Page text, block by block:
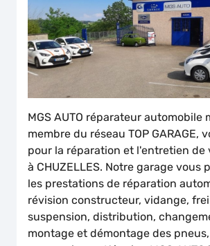
MGS AUTO réparateur automobile
membre du réseau TOP GARAGE,
pour la réparation et l'entretien de
à CHUZELLES. Notre garage vous
les prestations de réparation
révision constructeur, vidange,
suspension, distribution,
montage et démontage des